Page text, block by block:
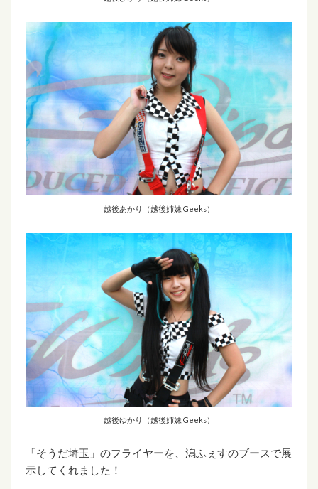
越後あかり（越後姉妹 Geeks）
越後ゆかり（越後姉妹 Geeks）
「そうだ埼玉」のフライヤーを、潟ふぇすのブースで展
示してくれました！